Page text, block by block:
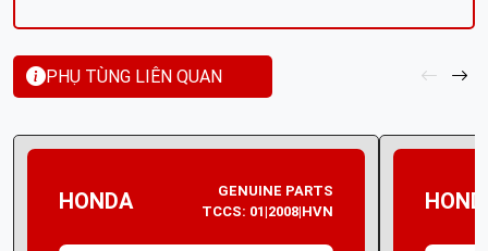
PHỤ TÙNG LIÊN QUAN
HONDA
GENUINE PARTS
TCCS: 01|2008|HVN